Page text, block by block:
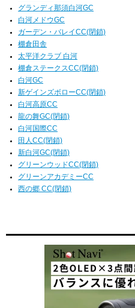
グランディ那須白河GC
白河メドウGC
ガーデン・バレイCC(閉鎖)
棚倉田舎
太平洋クラブ 白河
棚倉ステークスCC(閉鎖)
白河GC
新ゲインズボローCC(閉鎖)
白河高原CC
龍の舞GC(閉鎖)
白河国際CC
田人CC(閉鎖)
新白河GC(閉鎖)
グリーンウッドCC(閉鎖)
グリーンアカデミーCC
西の郷 CC(閉鎖)